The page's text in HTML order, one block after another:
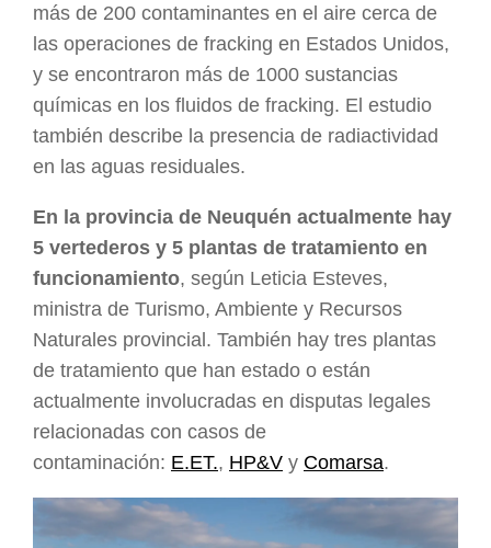
más de 200 contaminantes en el aire cerca de
las operaciones de fracking en Estados Unidos,
y se encontraron más de 1000 sustancias
químicas en los fluidos de fracking. El estudio
también describe la presencia de radiactividad
en las aguas residuales.
En la provincia de Neuquén actualmente hay
5 vertederos y 5 plantas de tratamiento en
funcionamiento, según Leticia Esteves,
ministra de Turismo, Ambiente y Recursos
Naturales provincial. También hay tres plantas
de tratamiento que han estado o están
actualmente involucradas en disputas legales
relacionadas con casos de
contaminación: E.ET., HP&V y Comarsa.